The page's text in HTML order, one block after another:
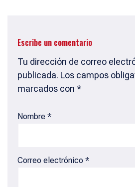
Escribe un comentario
Tu dirección de correo
publicada. Los campos
marcados con *
Nombre *
Correo electrónico *